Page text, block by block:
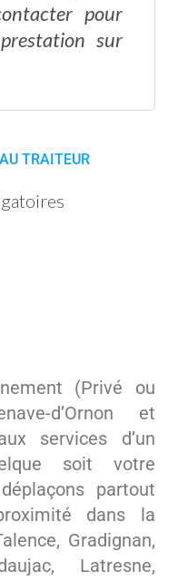
pour
sur
(Privé ou
d’Ornon et
services d’un
soit votre
partout
dans la
Gradignan,
Latresne,